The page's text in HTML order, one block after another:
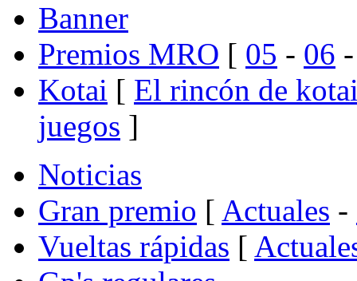
Banner
Premios MRO [ 05 - 06
Kotai [ El rincón de
juegos ]
Noticias
Gran premio [ Actuales -
Vueltas rápidas [